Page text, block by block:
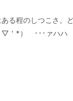
る程のしつこさ。
▽＇*） ･･･ァハハ